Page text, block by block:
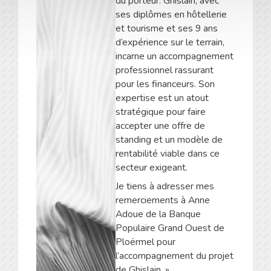
ses diplômes en hôtellerie
et tourisme et ses 9 ans
d’expérience sur le terrain,
incarne un accompagnement
professionnel rassurant
pour les financeurs. Son
expertise est un atout
stratégique pour faire
accepter une offre de
standing et un modèle de
rentabilité viable dans ce
secteur exigeant.
Je tiens à adresser mes
remerciements à Anne
Adoue de la Banque
Populaire Grand Ouest de
Ploërmel pour
l’accompagnement du projet